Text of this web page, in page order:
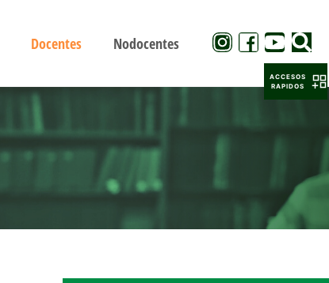
Docentes Nodocentes
ACCESOS
RAPIDOS